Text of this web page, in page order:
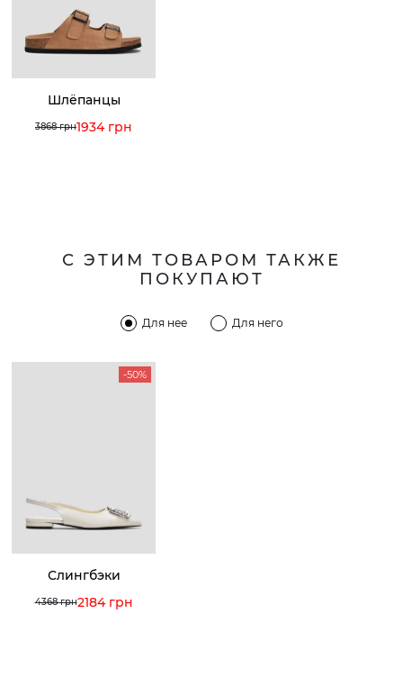
Шлёпанцы
3868 грн1934 грн
С ЭТИМ ТОВАРОМ ТАКЖЕ
ПОКУПАЮТ
Для нее Для него
-50%
Слингбэки
4368 грн2184 грн